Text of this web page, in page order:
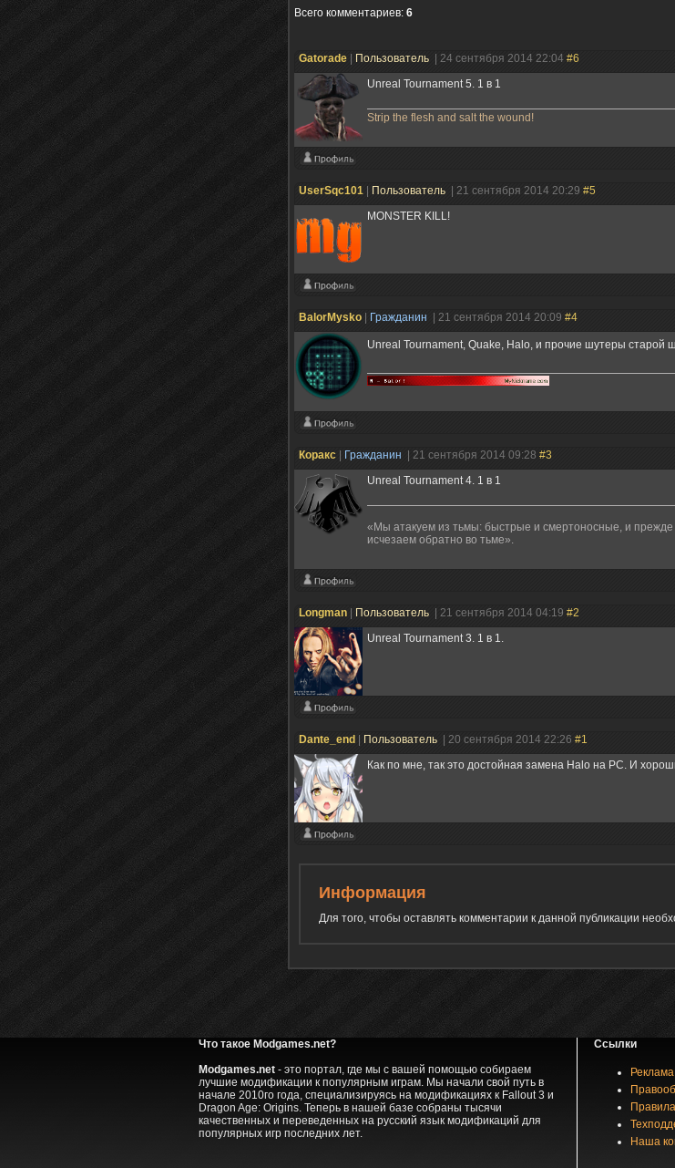
Всего комментариев: 6
Gatorade Пользователь | 24 сентября 2014 22:04 #6
Unreal Tournament 5. 1 в 1
Strip the flesh and salt the wound!
UserSqc101 Пользователь | 21 сентября 2014 20:29 #5
MONSTER KILL!
BalorMysko Гражданин | 21 сентября 2014 20:09 #4
Unreal Tournament, Quake, Halo, и прочие шутеры старой
Коракс Гражданин | 21 сентября 2014 09:28 #3
Unreal Tournament 4. 1 в 1
«Мы атакуем из тьмы: быстрые и смертоносные, и
исчезаем обратно во тьме».
Longman Пользователь | 21 сентября 2014 04:19 #2
Unreal Tournament 3. 1 в 1.
Dante_end Пользователь | 20 сентября 2014 22:26 #1
Как по мне, так это достойная замена Halo на PC. И
Информация
Для того, чтобы оставлять комментарии к данной публикации
Что такое Modgames.net?
Modgames.net- это портал, где мы с вашей помощью собираем
лучшие модификации к популярным играм. Мы начали свой путь в
начале 2010го года, специализируясь на модификациях к Fallout 3 и
Dragon Age: Origins. Теперь в нашей базе собраны тысячи
качественных и переведенных на русский язык модификаций для
популярных игр последних лет.
Ссылки
Наша